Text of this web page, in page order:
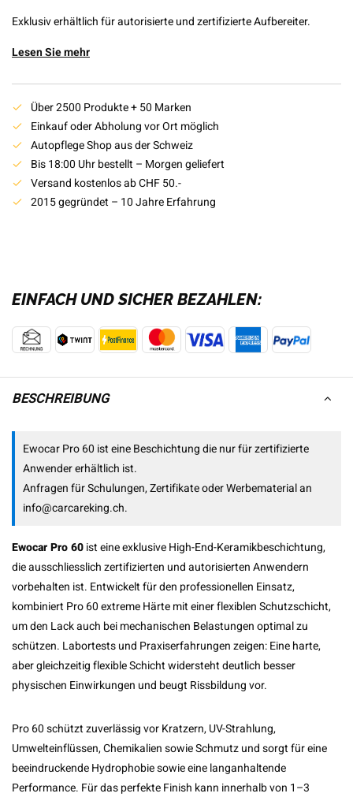
Exklusiv erhältlich für autorisierte und zertifizierte Aufbereiter.
Lesen Sie mehr
Über 2500 Produkte + 50 Marken
Einkauf oder Abholung vor Ort möglich
Autopflege Shop aus der Schweiz
Bis 18:00 Uhr bestellt – Morgen geliefert
Versand kostenlos ab CHF 50.-
2015 gegründet – 10 Jahre Erfahrung
EINFACH UND SICHER BEZAHLEN:
BESCHREIBUNG
Ewocar Pro 60 ist eine Beschichtung die nur für zertifizierte
Anwender erhältlich ist.
Anfragen für Schulungen, Zertifikate oder Werbematerial an
info@carcareking.ch.
Ewocar Pro 60ist eine exklusive High-End-Keramikbeschichtung,
die ausschliesslich zertifizierten und autorisierten Anwendern
vorbehalten ist. Entwickelt für den professionellen Einsatz,
kombiniert Pro 60 extreme Härte mit einer flexiblen Schutzschicht,
um den Lack auch bei mechanischen Belastungen optimal zu
schützen. Labortests und Praxiserfahrungen zeigen: Eine harte,
aber gleichzeitig flexible Schicht widersteht deutlich besser
physischen Einwirkungen und beugt Rissbildung vor.
Pro 60 schützt zuverlässig vor Kratzern, UV-Strahlung,
Umwelteinflüssen, Chemikalien sowie Schmutz und sorgt für eine
beeindruckende Hydrophobie sowie eine langanhaltende
Performance. Für das perfekte Finish kann innerhalb von 1–3